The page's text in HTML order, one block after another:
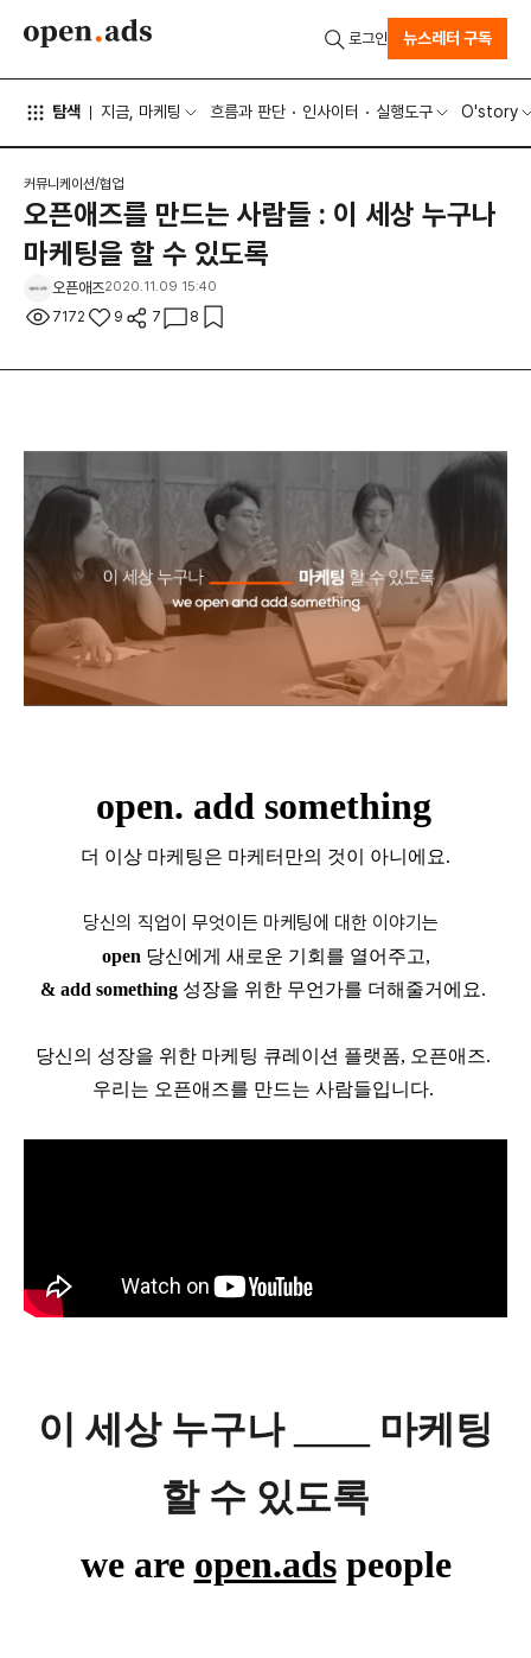
탐색 지금, 마케팅 흐름과 판단 인사이터 실행도구 O'story
로그인 뉴스레터 구독
커뮤니케이션/협업
오픈애즈를 만드는 사람들 : 이 세상 누구나
마케팅을 할 수 있도록
오픈애즈2020.11.09 15:40
7172 9 7 8
open. add something
더 이상 마케팅은 마케터만의 것이 아니에요.
당신의 직업이 무엇이든 마케팅에 대한 이야기는
open 당신에게 새로운 기회를 열어주고,
& add something 성장을 위한 무언가를 더해줄거에요.
당신의 성장을 위한 마케팅 큐레이션 플랫폼, 오픈애즈.
우리는 오픈애즈를 만드는 사람들입니다.
이 세상 누구나 ____ 마케팅
할 수 있도록
we are open.adspeople